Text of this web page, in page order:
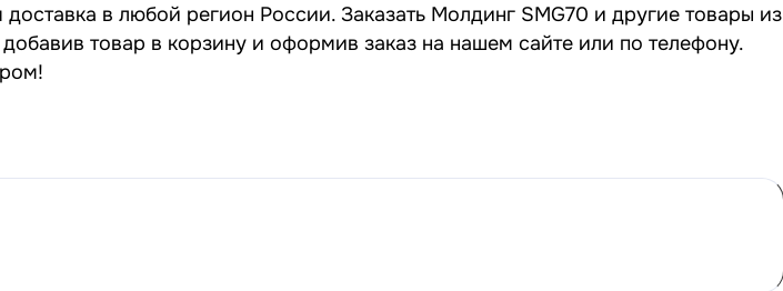
в любой регион России. Заказать Молдинг SMG70 и другие товары из
товар в корзину и оформив заказ на нашем сайте или по телефону.